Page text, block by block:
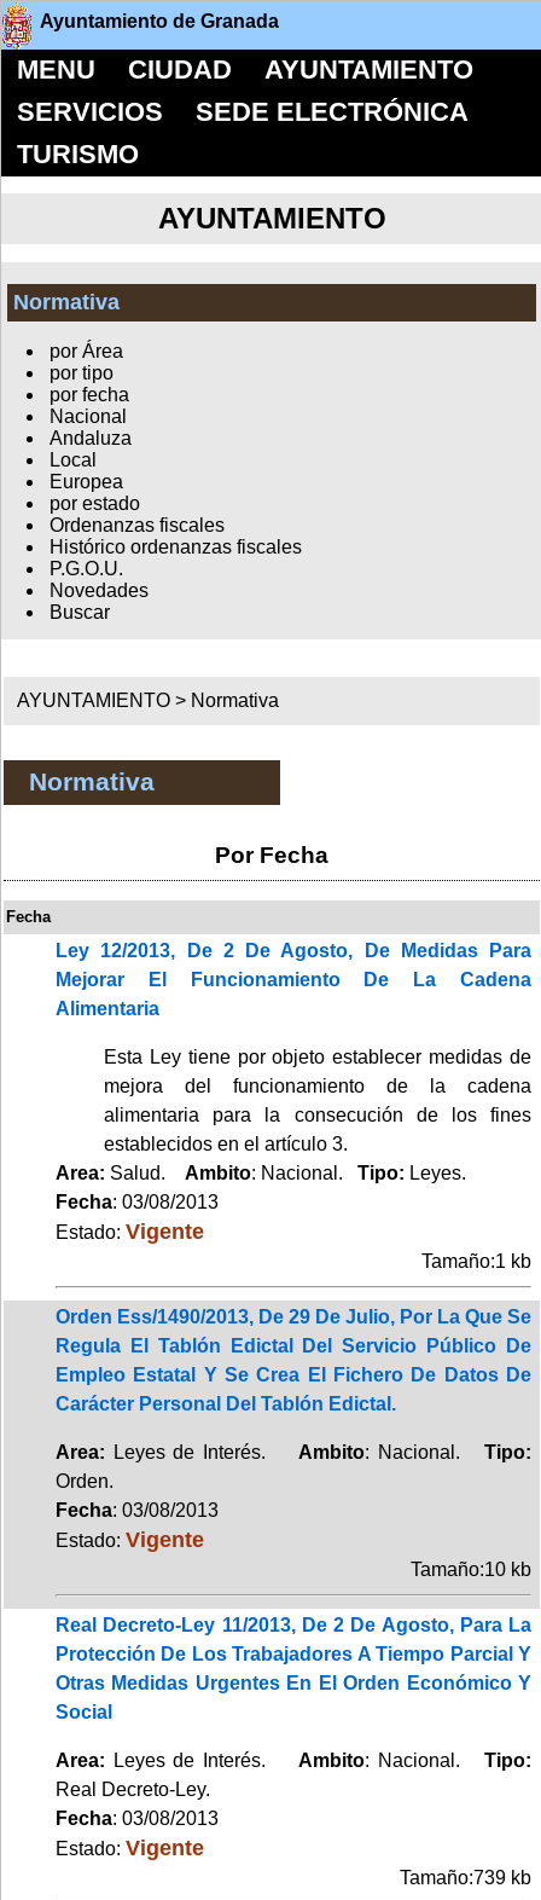
Ayuntamiento de Granada
MENU CIUDAD
AYUNTAMIENTO
SERVICIOS
SEDE ELECTRÓNICA
TURISMO
AYUNTAMIENTO
Normativa
por Área
por tipo
por fecha
Nacional
Andaluza
Local
Europea
por estado
Ordenanzas fiscales
Histórico ordenanzas fiscales
P.G.O.U.
Novedades
Buscar
AYUNTAMIENTO > Normativa
Normativa
Por Fecha
Fecha
Ley 12/2013, De 2 De Agosto, De Medidas Para
Mejorar El Funcionamiento De La Cadena
Alimentaria
Esta Ley tiene por objeto establecer medidas de
mejora del funcionamiento de la cadena
alimentaria para la consecución de los fines
establecidos en el artículo 3.
Area: Salud. Ambito: Nacional. Tipo: Leyes.
Fecha: 03/08/2013
Estado: Vigente
Tamaño:1 kb
Orden Ess/1490/2013, De 29 De Julio, Por La Que Se
Regula El Tablón Edictal Del Servicio Público De
Empleo Estatal Y Se Crea El Fichero De Datos De
Carácter Personal Del Tablón Edictal.
Area: Leyes de Interés. Ambito: Nacional.Tipo:
Orden.
Fecha: 03/08/2013
Estado: Vigente
Tamaño:10 kb
Real Decreto-Ley 11/2013, De 2 De Agosto, Para La
Protección De Los Trabajadores A Tiempo Parcial Y
Otras Medidas Urgentes En El Orden Económico Y
Social
Area: Leyes de Interés.Ambito: Nacional.Tipo:
Real Decreto-Ley.
Fecha: 03/08/2013
Estado: Vigente
Tamaño:739 kb